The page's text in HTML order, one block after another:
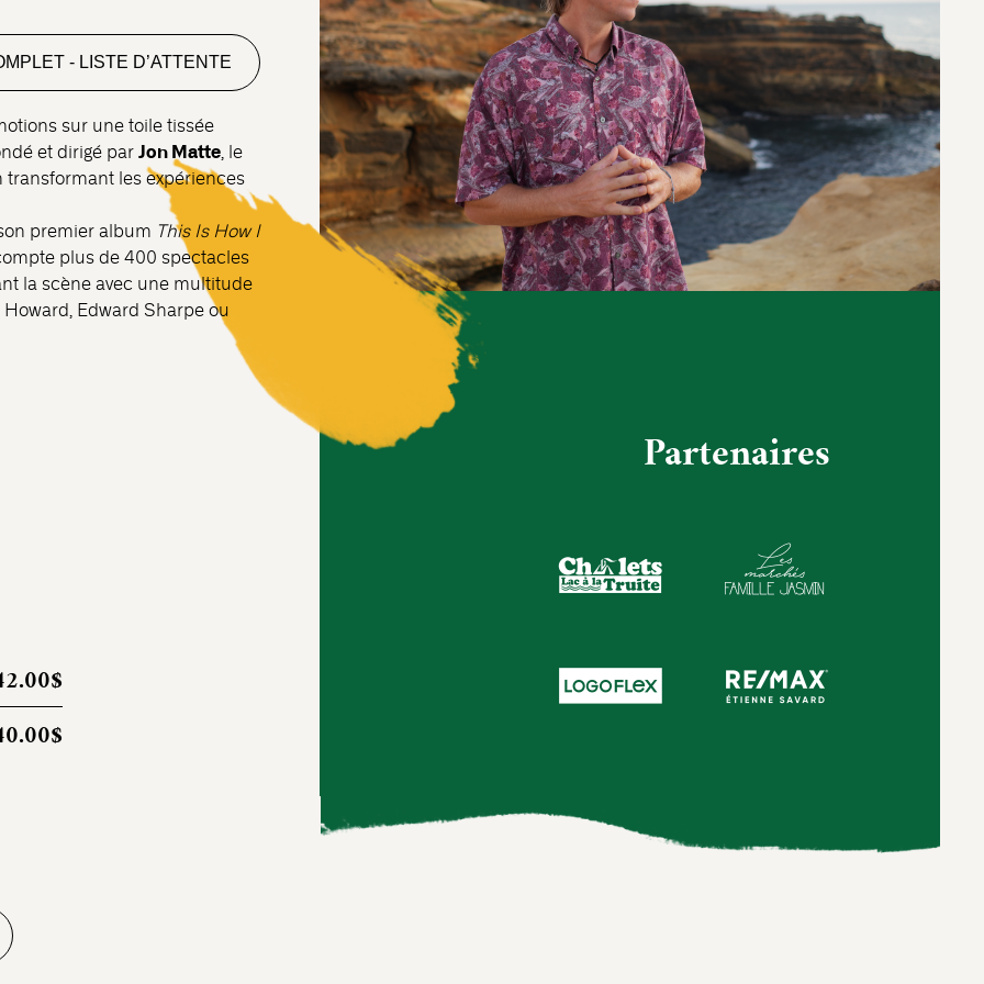
- LISTE D’ATTENTE
sur une toile tissée
et dirigé par Jon Matte, le
les expériences
premier album This Is How I
plus de 400 spectacles
la scène avec une multitude
Edward Sharpe ou
Partenaires